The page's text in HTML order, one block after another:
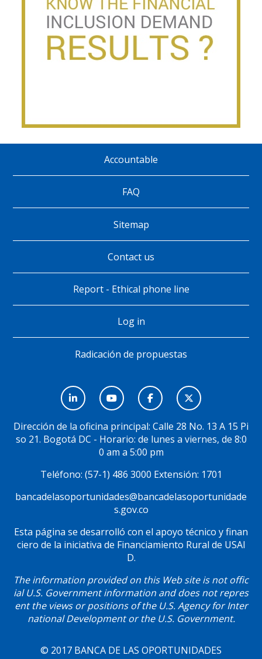
página
Accountable
FAQ
Sitemap
Contact us
Report - Ethical phone line
Log in
Radicación de propuestas
Social
Dirección de la oficina principal: Calle 28 No. 13 A 15 Pi
so 21. Bogotá DC - Horario: de lunes a viernes, de 8:0
0 am a 5:00 pm
Teléfono: (57-1) 486 3000 Extensión: 1701
bancadelasoportunidades@bancadelasoportunidade
s.gov.co
Esta página se desarrolló con el apoyo técnico y finan
ciero de la iniciativa de Financiamiento Rural de USAI
D.
The information provided on this Web site is not offic
ial U.S. Government information and does not repres
ent the views or positions of the U.S. Agency for Inter
national Development or the U.S. Government.
© 2017 BANCA DE LAS OPORTUNIDADES